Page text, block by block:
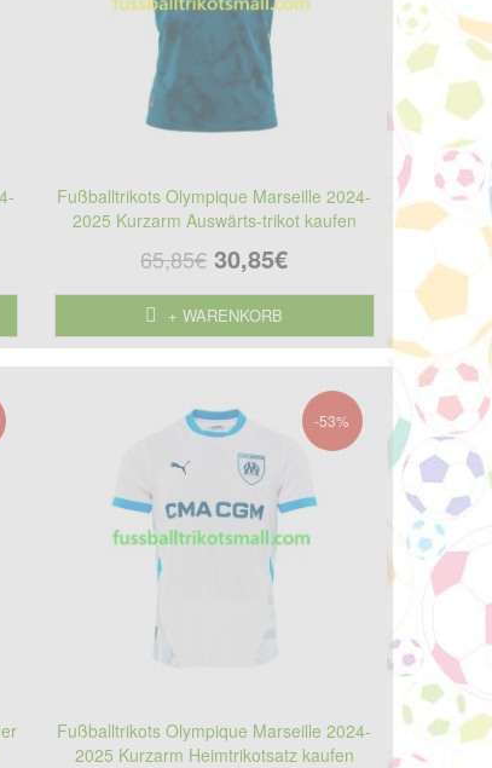
Fußballtrikots Olympique Marseille 2024-
2025 Kurzarm Auswärts-trikot kaufen
65,85€ 30,85€
+ WARENKORB
-53%
Fußballtrikots Olympique Marseille 2024-
2025 Kurzarm Heimtrikotsatz kaufen